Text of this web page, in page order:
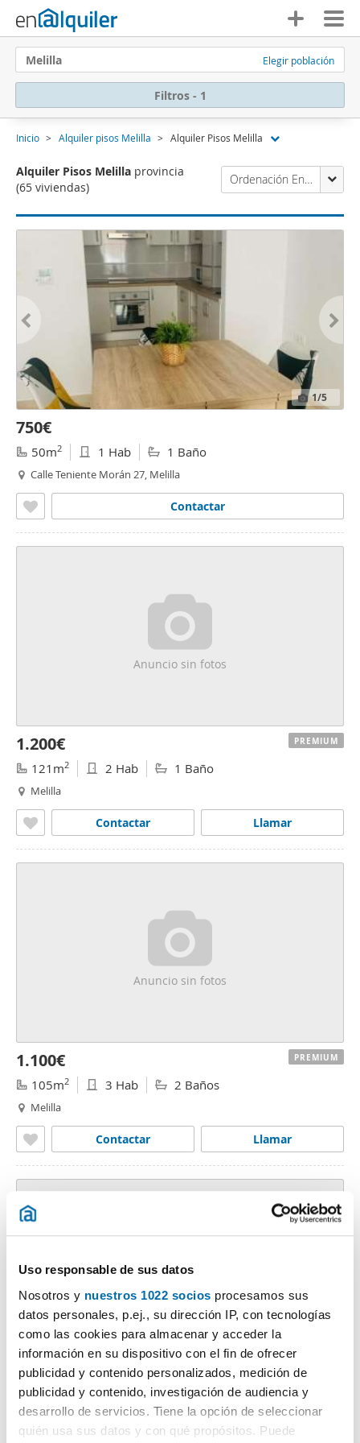
Uso responsable de sus datos
Nosotros y nuestros 1022 socios procesamos sus
datos personales, p.ej., su dirección IP, con tecnologías
como las cookies para almacenar y acceder la
información en su dispositivo con el fin de ofrecer
publicidad y contenido personalizados, medición de
publicidad y contenido, investigación de audiencia y
desarrollo de servicios. Tiene la opción de seleccionar
quién usa sus datos y con qué propósitos. Puede
Melilla Elegir población
Filtros - 1
Inicio Alquiler pisos Melilla Alquiler Pisos Melilla
Alquiler Pisos Melilla provincia
(65 viviendas)
Ordenación Enalquiler
1/5
750€
50m2 1 Hab 1 Baño
Calle Teniente Morán 27, Melilla
Contactar
Anuncio sin fotos
1.200€
121m2 2 Hab 1 Baño
Melilla
Llamar
Contactar
PREMIUM
Anuncio sin fotos
1.100€
105m2 3 Hab 2 Baños
Melilla
Llamar
Contactar
PREMIUM
Anuncio sin fotos
900€
82m2 3 Hab
Melilla
PREMIUM